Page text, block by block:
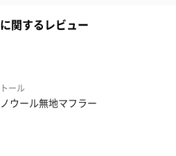
関するレビュー
ール
ウール無地マフラー